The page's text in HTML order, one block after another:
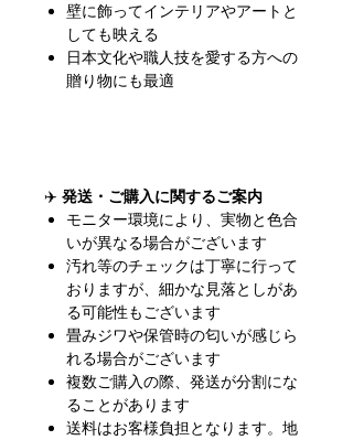
壁に飾ってインテリアやアートと
しても映える
日本文化や職人技を愛する方への
贈り物にも最適
✈️ 発送・ご購入に関するご案内
モニター環境により、実物と色合
いが異なる場合がございます
汚れ等のチェックは丁寧に行って
おりますが、細かな見落としがあ
る可能性もございます
畳みジワや保管時の匂いが感じら
れる場合がございます
複数ご購入の際、発送が分割にな
ることがあります
送料はお客様負担となります。地